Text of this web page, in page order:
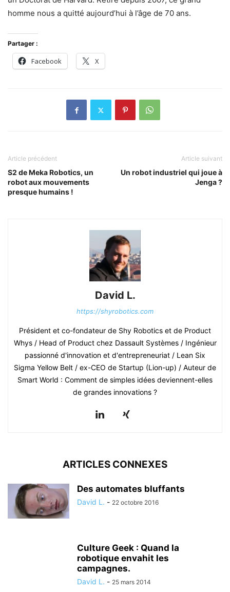
homme nous a quitté aujourd’hui à l’âge de 70 ans.
Partager :
Facebook X
Article précédent
S2 de Meka Robotics, un
robot aux mouvements
presque humains !
Article suivant
Un robot industriel qui joue à
Jenga ?
David L.
https://shyrobotics.com
Président et co-fondateur de Shy Robotics et de Product
Whys / Head of Product chez Dassault Systèmes / Ingénieur
passionné d'innovation et d'entrepreneuriat / Lean Six
Sigma Yellow Belt / ex-CEO de Startup (Lion-up) / Auteur de
Smart World : Comment de simples idées deviennent-elles
de grandes innovations ?
ARTICLES CONNEXES
Des automates bluffants
David L. - 22 octobre 2016
Culture Geek : Quand la
robotique envahit les
campagnes.
David L. - 25 mars 2014